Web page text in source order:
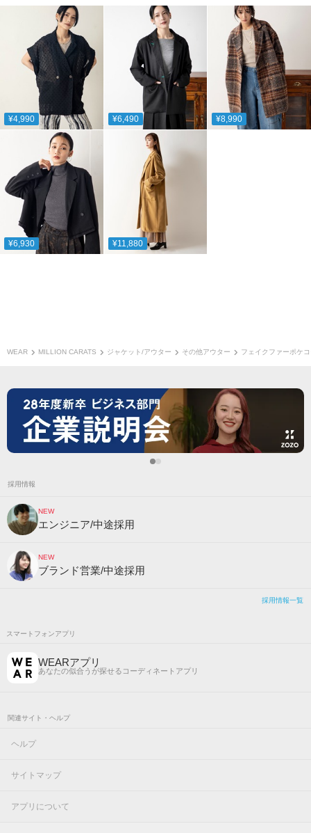
¥4,990 ¥6,490 ¥8,990
¥6,930 ¥11,880
WEAR MILLION CARATS ジャケット/アウター その他アウター フェイクファーポケ
採用情報
NEW
エンジニア/中途採用
NEW
ブランド営業/中途採用
採用情報一覧
スマートフォンアプリ
WEARアプリ
あなたの似合うが探せるコーディネートアプリ
関連サイト・ヘルプ
ヘルプ
サイトマップ
アプリについて